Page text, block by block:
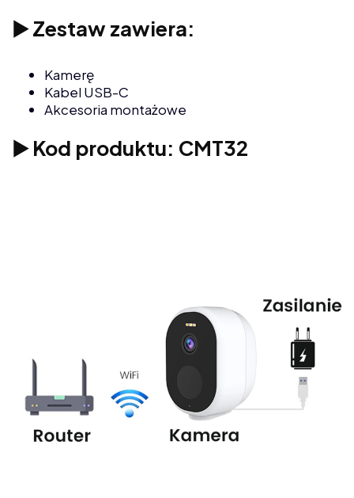
▶️ Zestaw zawiera:
Kamerę
Kabel USB-C
Akcesoria montażowe
▶️ Kod produktu: CMT32